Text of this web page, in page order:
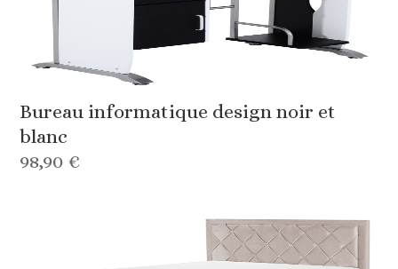
Bureau informatique design noir et
blanc
98,90 €